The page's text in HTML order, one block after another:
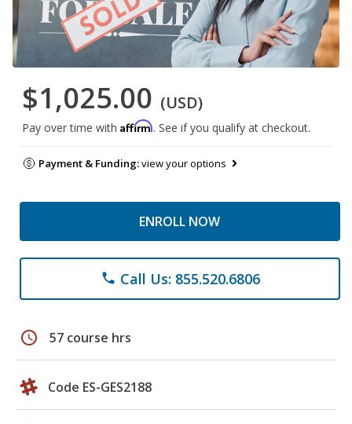
$1,025.00 (USD)
Pay over time with Affirm. See if you qualify at checkout.
Payment & Funding:view your options
ENROLL NOW
phone Call Us: 855.520.6806
schedule 57 course hrs
Code ES-GES2188